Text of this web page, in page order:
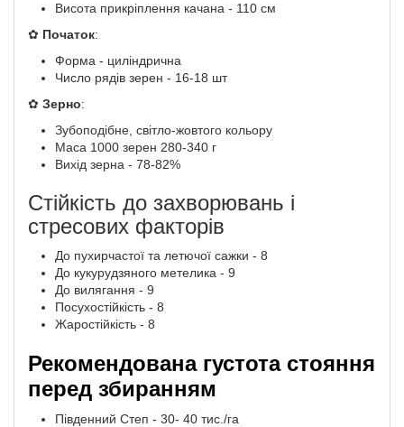
Висота прикріплення качана - 110 см
✿ Початок:
Форма - циліндрична
Число рядів зерен - 16-18 шт
✿ Зерно:
Зубоподібне, світло-жовтого кольору
Маса 1000 зерен 280-340 г
Вихід зерна - 78-82%
Стійкість до захворювань і
стресових факторів
До пухирчастої та летючої сажки - 8
До кукурудзяного метелика - 9
До вилягання - 9
Посухостійкість - 8
Жаростійкість - 8
Рекомендована густота стояння
перед збиранням
Південний Степ - 30- 40 тис./га